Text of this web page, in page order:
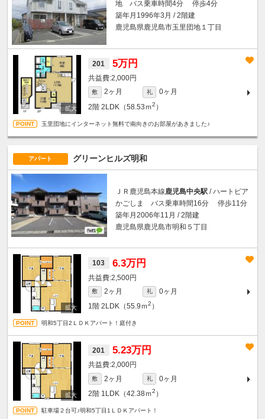
地 バス乗車時間4分 停歩4分
築年月1996年3月 / 2階建
鹿児島県鹿児島市玉里団地１丁目
201 5万円
2,000円
敷 2ヶ月 礼
0ヶ月
2階 2LDK（58.53ｍ2 ）
玉里団地にインターネット無料で南向きのお部屋があきました♪
アパート グリーンヒルズ明和
ＪＲ鹿児島本線鹿児島中央駅 / ハートピア
かごしま バス乗車時間16分 停歩11分
築年月2006年11月 / 2階建
鹿児島県鹿児島市明和５丁目
103 6.3万円
2,500円
敷 2ヶ月 礼
0ヶ月
1階 2LDK（55.9ｍ2 ）
明和5丁目2ＬＤＫアパート！庭付き
201 5.23万円
2,000円
敷 2ヶ月 礼
0ヶ月
2階 1LDK（42.38ｍ2 ）
駐車場２台可♪明和5丁目1ＬＤＫアパート！